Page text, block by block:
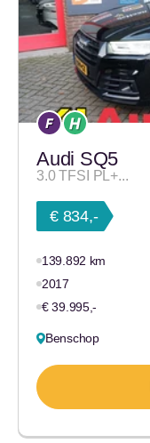
Audi SQ5
3.0 TFSI PL+...
€ 834,-
139.892 km
2017
€ 39.995,-
Benschop